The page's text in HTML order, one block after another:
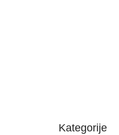
Kategorije